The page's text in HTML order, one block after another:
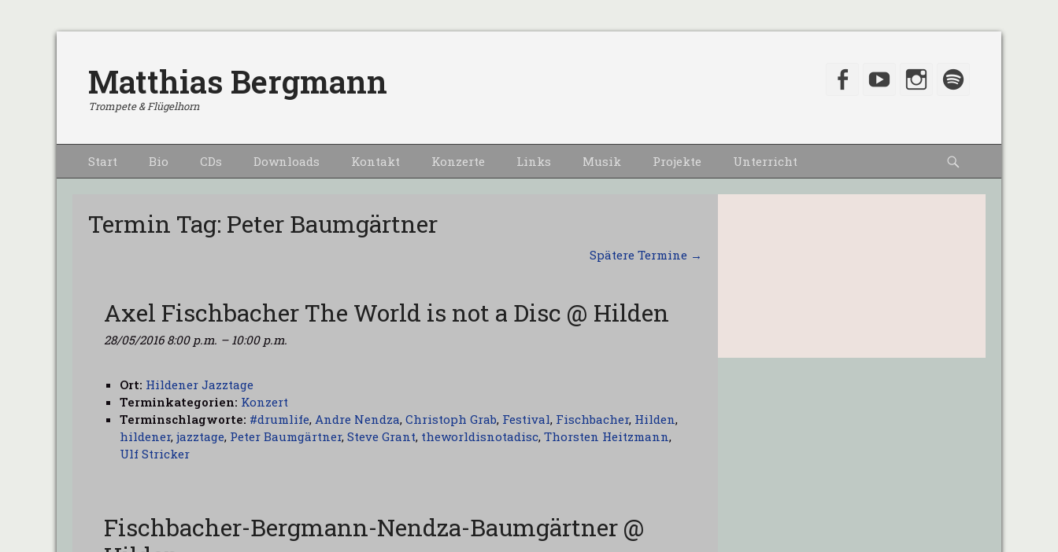
Matthias Bergmann
Trompete & Flügelhorn
Facebook
YouTubeInstagram
Primärmenu
zum
Start Bio CDs Downloads Kontakt Konzerte Links Musik Projekte Unterricht
Termin Tag: Peter Baumgärtner
Spätere Termine →
Axel Fischbacher The World is not a Disc @ Hilden
28/05/2016 8:00 p.m. – 10:00 p.m.
Ort: Hildener Jazztage
Terminkategorien: Konzert
Terminschlagworte: #drumlife, Andre Nendza, Christoph Grab, Festival, Fischbacher, Hilden,
hildener, jazztage, Peter Baumgärtner, Steve Grant, theworldisnotadisc, Thorsten Heitzmann,
Ulf Stricker
Fischbacher-Bergmann-Nendza-Baumgärtner @